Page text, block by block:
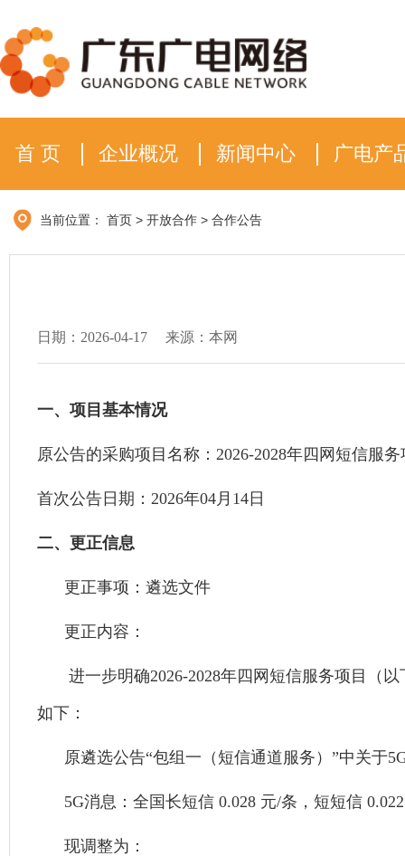
首 页 企业概况 新闻中心 广电产
当前位置： 首页 > 开放合作 > 合作公告
日期：2026-04-17 来源：本网
一、项目基本情况
原公告的采购项目名称：2026-2028年四
首次公告日期：2026年04月14日
二、更正信息
更正事项：遴选文件
更正内容：
进一步明确2026-2028年四网短信服务项目（
如下：
原遴选公告“包组一（短信通道服务）”中关于
5G消息：全国长短信 0.028 元/条，短短信
现调整为：